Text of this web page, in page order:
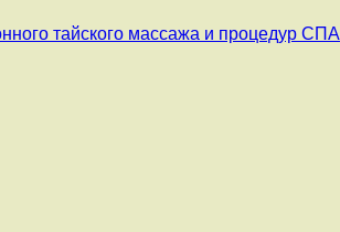
тайского массажа и процедур СПА